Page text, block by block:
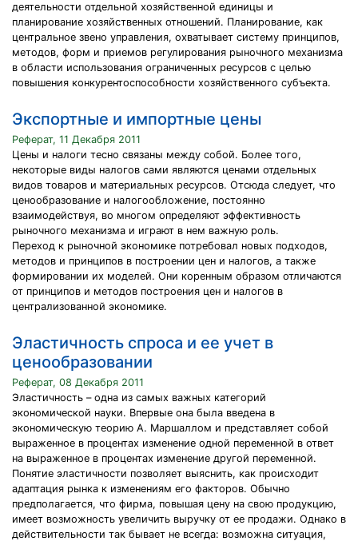
деятельности отдельной хозяйственной единицы и
планирование хозяйственных отношений. Планирование, как
центральное звено управления, охватывает систему принципов,
методов, форм и приемов регулирования рыночного механизма
в области использования ограниченных ресурсов с целью
повышения конкурентоспособности хозяйственного субъекта.
Экспортные и импортные цены
Реферат, 11 Декабря 2011
Цены и налоги тесно связаны между собой. Более того,
некоторые виды налогов сами являются ценами отдельных
видов товаров и материальных ресурсов. Отсюда следует, что
ценообразование и налогообложение, постоянно
взаимодействуя, во многом определяют эффективность
рыночного механизма и играют в нем важную роль.
Переход к рыночной экономике потребовал новых подходов,
методов и принципов в построении цен и налогов, а также
формировании их моделей. Они коренным образом отличаются
от принципов и методов построения цен и налогов в
централизованной экономике.
Эластичность спроса и ее учет в
ценообразовании
Реферат, 08 Декабря 2011
Эластичность – одна из самых важных категорий
экономической науки. Впервые она была введена в
экономическую теорию А. Маршаллом и представляет собой
выраженное в процентах изменение одной переменной в ответ
на выраженное в процентах изменение другой переменной.
Понятие эластичности позволяет выяснить, как происходит
адаптация рынка к изменениям его факторов. Обычно
предполагается, что фирма, повышая цену на свою продукцию,
имеет возможность увеличить выручку от ее продажи. Однако в
действительности так бывает не всегда: возможна ситуация,